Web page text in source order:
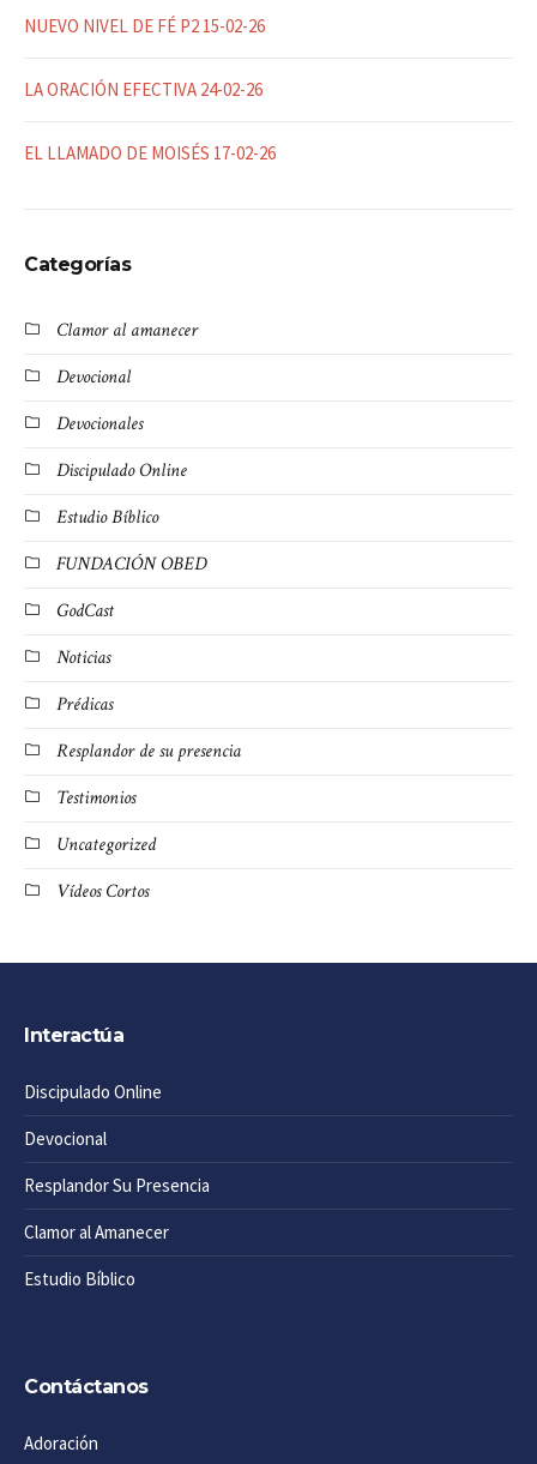
NUEVO NIVEL DE FÉ P2 15-02-26
LA ORACIÓN EFECTIVA 24-02-26
EL LLAMADO DE MOISÉS 17-02-26
Categorías
Clamor al amanecer
Devocional
Devocionales
Discipulado Online
Estudio Bíblico
FUNDACIÓN OBED
GodCast
Noticias
Prédicas
Resplandor de su presencia
Testimonios
Uncategorized
Vídeos Cortos
Interactúa
Discipulado Online
Devocional
Resplandor Su Presencia
Clamor al Amanecer
Estudio Bíblico
Contáctanos
Adoración